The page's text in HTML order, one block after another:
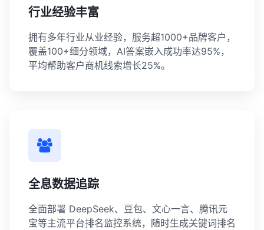
行业经验丰富
拥有多年行业从业经验，服务超1000+品牌客户，
覆盖100+细分领域，AI答案嵌入成功率达95%，
平均帮助客户商机线索增长25%。
全息数据追踪
全面部署 DeepSeek、豆包、文心一言、腾讯元
宝等主流平台排名监控系统，随时生成关键词排名